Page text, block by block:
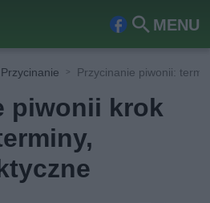
MENU
Fa
ook
Szu
Przycinanie Przycinanie piwonii:
piwonii krok